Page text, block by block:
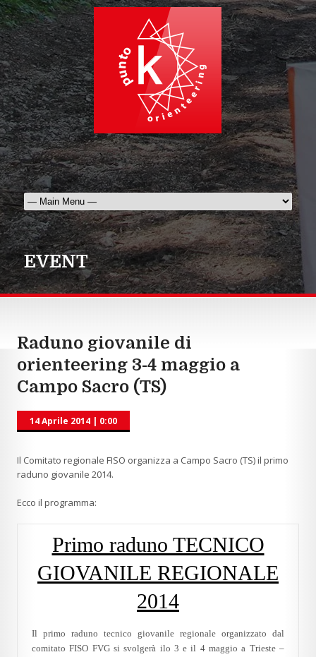
EVENT
Raduno giovanile di
orienteering 3-4 maggio a
Campo Sacro (TS)
14 Aprile 2014 | 0:00
Il Comitato regionale FISO organizza a Campo Sacro (TS) il primo
raduno giovanile 2014.
Ecco il programma:
Primo raduno TECNICO
GIOVANILE REGIONALE
2014
Il primo raduno tecnico giovanile regionale organizzato dal
comitato FISO FVG si svolgerà ilo 3 e il 4 maggio a Trieste –